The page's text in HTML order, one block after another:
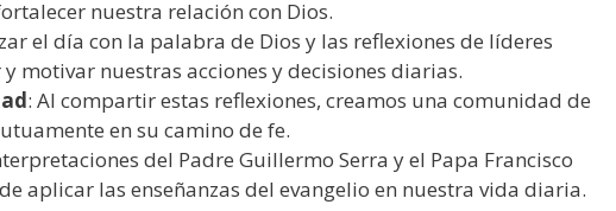
nuestra relación con Dios.
el día con la palabra de Dios y las reflexiones de líderes
motivar nuestras acciones y decisiones diarias.
: Al compartir estas reflexiones, creamos una comunidad de
en su camino de fe.
del Padre Guillermo Serra y el Papa Francisco
aplicar las enseñanzas del evangelio en nuestra vida diaria.